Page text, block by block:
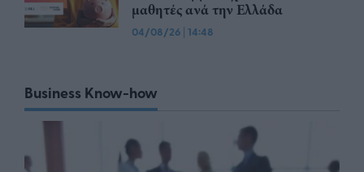
μαθητές ανά την Ελλάδα
04/08/26 | 14:48
Business Know-how